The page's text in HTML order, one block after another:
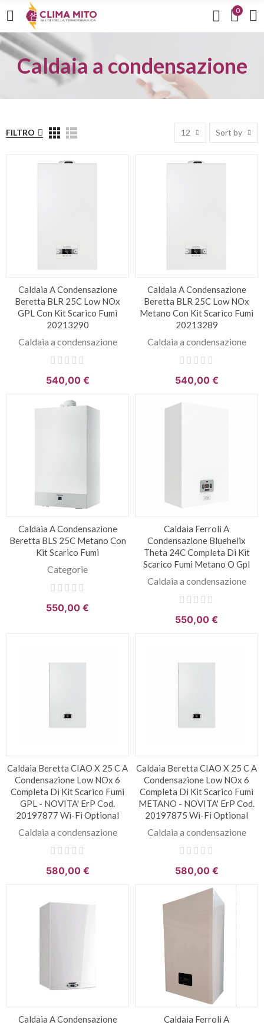
0
Caldaia a condensazione
FILTRO 12 Sort by
Caldaia A Condensazione
Beretta BLR 25C Low NOx
GPL Con Kit Scarico Fumi
20213290
Caldaia a condensazione
540,00 €
Caldaia A Condensazione
Beretta BLR 25C Low NOx
Metano Con Kit Scarico Fumi
20213289
Caldaia a condensazione
540,00 €
Caldaia A Condensazione
Beretta BLS 25C Metano Con
Kit Scarico Fumi
Categorie
550,00 €
Caldaia Ferroli A
Condensazione Bluehelix
Theta 24C Completa Di Kit
Scarico Fumi Metano O Gpl
Caldaia a condensazione
550,00 €
Caldaia Beretta CIAO X 25 C A
Condensazione Low NOx 6
Completa Di Kit Scarico Fumi
GPL - NOVITA' ErP Cod.
20197877 Wi-Fi Optional
Caldaia a condensazione
580,00 €
Caldaia Beretta CIAO X 25 C A
Condensazione Low NOx 6
Completa Di Kit Scarico Fumi
METANO - NOVITA' ErP Cod.
20197875 Wi-Fi Optional
Caldaia a condensazione
580,00 €
Caldaia A Condensazione
Caldaia Ferroli A